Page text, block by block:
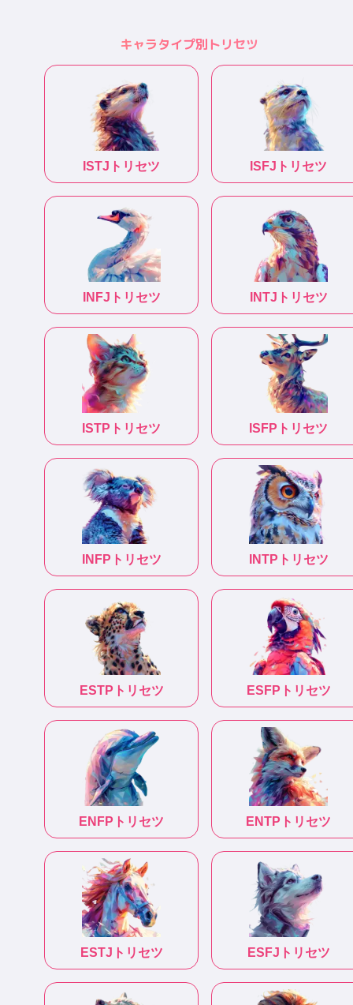
キャラタイプ別トリセツ
ISTJ トリセツ ISFJ トリセツ
INFJ トリセツ INTJ トリセツ
ISTP トリセツ ISFP トリセツ
INFP トリセツ INTP トリセツ
ESTP トリセツ ESFP トリセツ
ENFP トリセツ ENTP トリセツ
ESTJ トリセツ ESFJ トリセツ